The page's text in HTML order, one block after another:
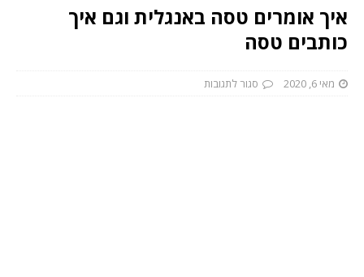
איך אומרים טסה באנגלית וגם איך
כותבים טסה
מאי 6, 2020 סגור לתגובות